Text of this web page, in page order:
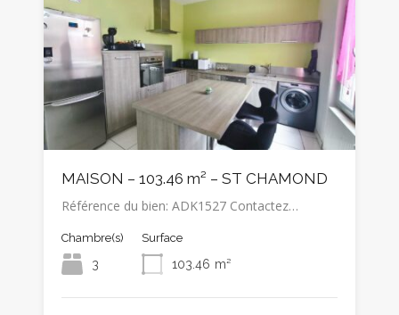
MAISON – 103.46 m² – ST CHAMOND
Référence du bien: ADK1527 Contactez…
Chambre(s)
3
Surface
103.46 m²